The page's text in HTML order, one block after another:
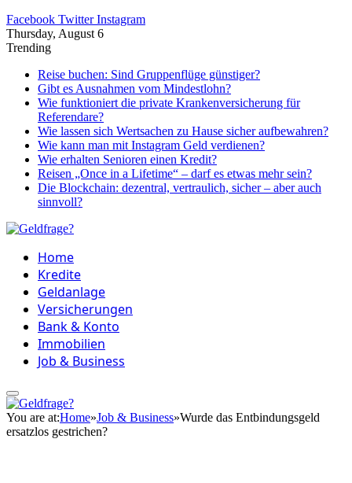
Facebook Twitter Instagram
Thursday, August 6
Trending
Reise buchen: Sind Gruppenflüge günstiger?
Gibt es Ausnahmen vom Mindestlohn?
Wie funktioniert die private Krankenversicherung für
Referendare?
Wie lassen sich Wertsachen zu Hause sicher aufbewahren?
Wie kann man mit Instagram Geld verdienen?
Wie erhalten Senioren einen Kredit?
Reisen „Once in a Lifetime“ – darf es etwas mehr sein?
Die Blockchain: dezentral, vertraulich, sicher – aber auch
sinnvoll?
Home
Kredite
Geldanlage
Versicherungen
Bank & Konto
Immobilien
Job & Business
You are at:Home»Job & Business»Wurde das Entbindungsgeld
ersatzlos gestrichen?